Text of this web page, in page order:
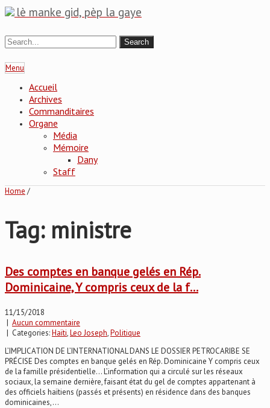
lè manke gid, pèp la gaye
Menu
Accueil
Archives
Commanditaires
Organe
Média
Mémoire
Dany
Staff
Home /
Tag: ministre
Des comptes en banque gelés en Rép.
Dominicaine, Y compris ceux de la f…
11/15/2018
| Aucun commentaire
| Categories:Haïti,Leo Joseph,Politique
L’IMPLICATION DE L’INTERNATIONAL DANS LE DOSSIER PETROCARIBE SE
PRÉCISE Des comptes en banque gelés en Rép. Dominicaine Y compris ceux
de la famille présidentielle… L’information qui a circulé sur les réseaux
sociaux, la semaine dernière, faisant état du gel de comptes appartenant à
des officiels haïtiens (passés et présents) en résidence dans des banques
dominicaines,...